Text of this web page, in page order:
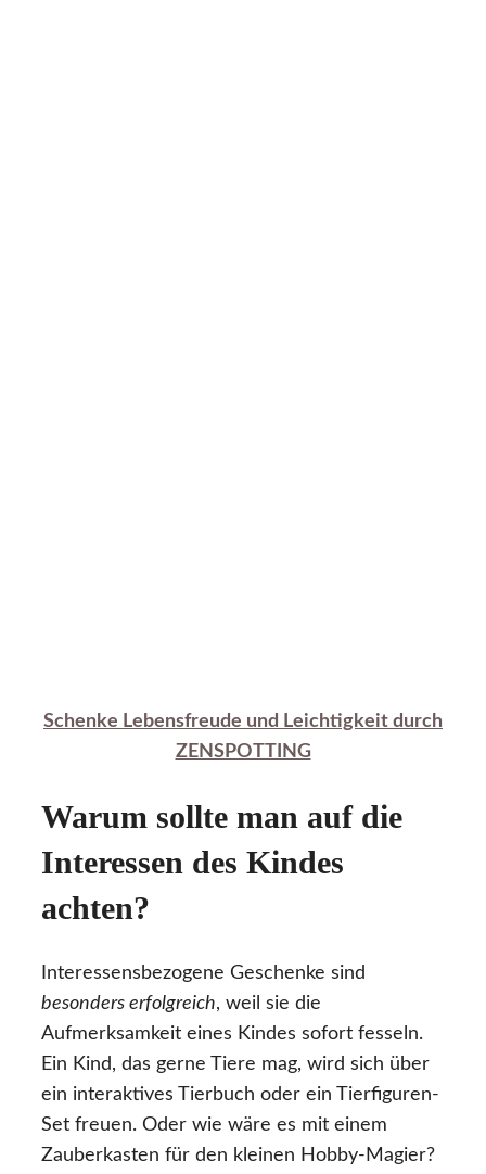
Schenke Lebensfreude und Leichtigkeit durch
ZENSPOTTING
Warum sollte man auf die
Interessen des Kindes
achten?
Interessensbezogene Geschenke sind
besonders erfolgreich, weil sie die
Aufmerksamkeit eines Kindes sofort fesseln.
Ein Kind, das gerne Tiere mag, wird sich über
ein interaktives Tierbuch oder ein Tierfiguren-
Set freuen. Oder wie wäre es mit einem
Zauberkasten für den kleinen Hobby-Magier?